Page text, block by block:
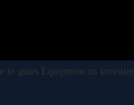
gutes Equipment zu